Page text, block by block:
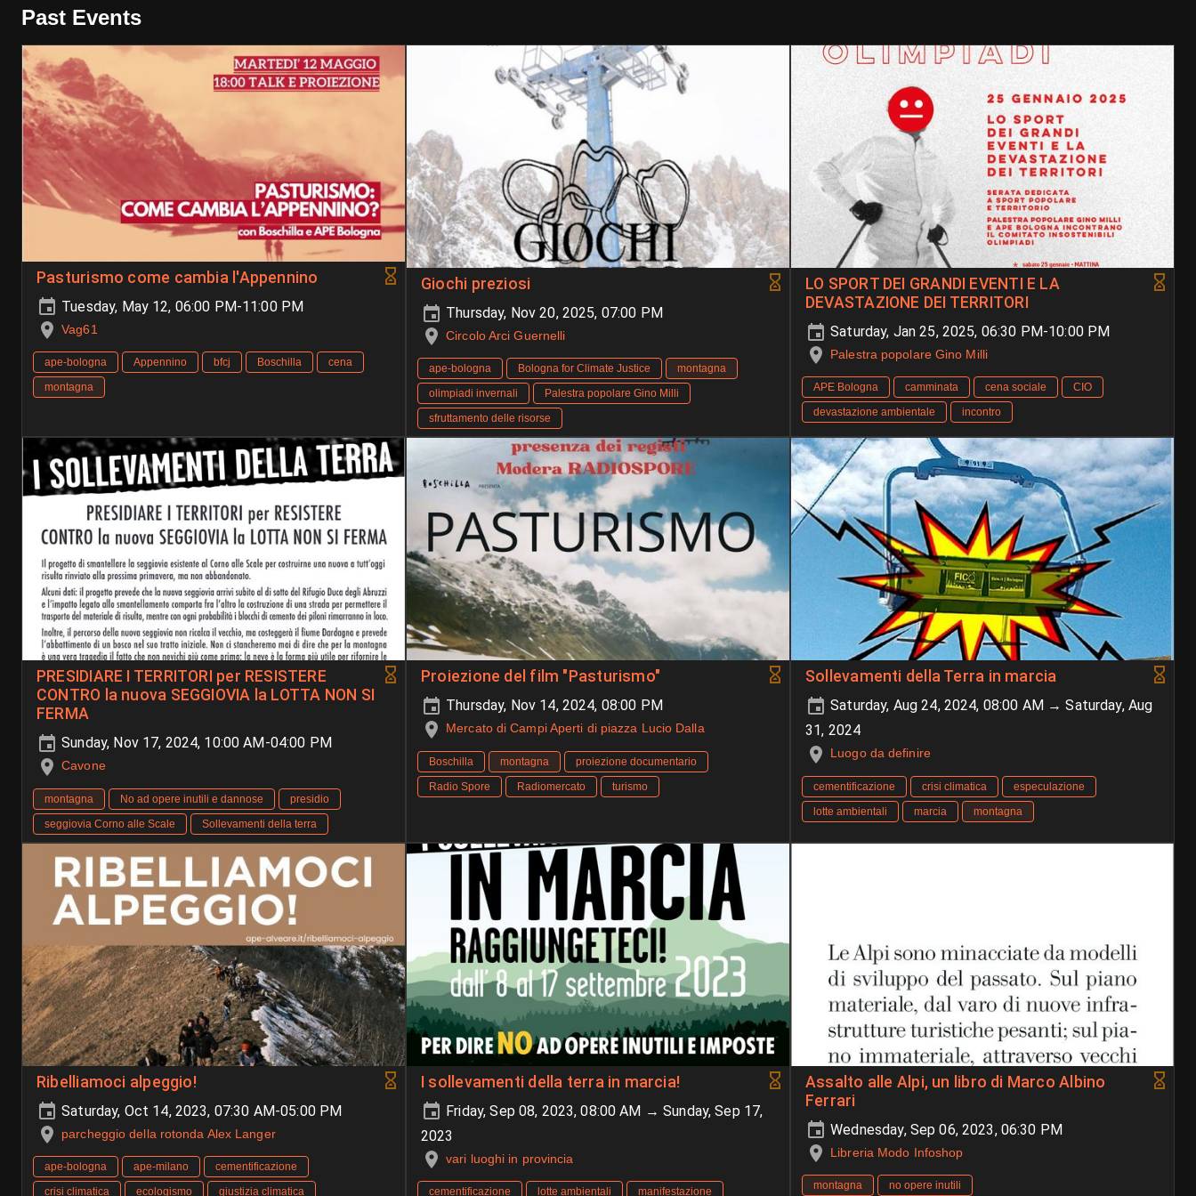
Past Events
Pasturismo come cambia l'Appennino
Tuesday, May 12, 06:00 PM-11:00 PM
Vag61
ape-bologna Appennino bfcj Boschilla
cena
montagna
Giochi preziosi
Thursday, Nov 20, 2025, 07:00 PM
Circolo Arci Guernelli
ape-bologna Bologna for Climate Justice
montagna
olimpiadi invernali
Palestra popolare Gino Milli
sfruttamento delle risorse
LO SPORT DEI GRANDI EVENTI E LA
DEVASTAZIONE DEI TERRITORI
Saturday, Jan 25, 2025, 06:30 PM-10:00 PM
Palestra popolare Gino Milli
APE Bologna camminata cena sociale
CIO
devastazione ambientale
incontro
PRESIDIARE I TERRITORI per RESISTERE
CONTRO la nuova SEGGIOVIA la LOTTA NON SI
FERMA
Sunday, Nov 17, 2024, 10:00 AM-04:00 PM
Cavone
montagna No ad opere inutili e dannose
presidio
seggiovia Corno alle Scale
Sollevamenti della terra
Proiezione del film "Pasturismo"
Thursday, Nov 14, 2024, 08:00 PM
Mercato di Campi Aperti di piazza Lucio Dalla
Boschilla montagna
proiezione documentario
Radio Spore
Radiomercato turismo
Sollevamenti della Terra in marcia
Saturday, Aug 24, 2024, 08:00 AM → Saturday, Aug
31, 2024
Luogo da definire
cementificazione crisi climatica
especulazione
lotte ambientali
marcia montagna
Ribelliamoci alpeggio!
Saturday, Oct 14, 2023, 07:30 AM-05:00 PM
parcheggio della rotonda Alex Langer
ape-bologna ape-milano
cementificazione
crisi climatica
ecologismo giustizia climatica
I sollevamenti della terra in marcia!
Friday, Sep 08, 2023, 08:00 AM → Sunday, Sep 17,
2023
vari luoghi in provincia
cementificazione lotte ambientali manifestazione
Assalto alle Alpi, un libro di Marco Albino
Ferrari
Wednesday, Sep 06, 2023, 06:30 PM
Libreria Modo Infoshop
montagna no opere inutili